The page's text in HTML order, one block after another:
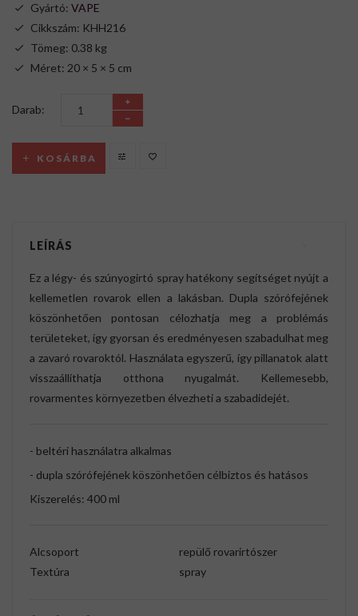
Gyártó: VAPE
Cikkszám: KHH216
Tömeg: 0.38 kg
Méret: 20 × 5 × 5 cm
Darab:
KOSÁRBA
LEÍRÁS
Ez a légy- és szúnyogirtó spray hatékony segítséget nyújt a
kellemetlen rovarok ellen a lakásban. Dupla szórófejének
köszönhetően pontosan célozhatja meg a problémás
területeket, így gyorsan és eredményesen szabadulhat meg
a zavaró rovaroktól. Használata egyszerű, így pillanatok alatt
visszaállíthatja otthona nyugalmát. Kellemesebb,
rovarmentes környezetben élvezheti a szabadidejét.
- beltéri használatra alkalmas
- dupla szórófejének köszönhetően célbiztos és hatásos
Kiszerelés: 400 ml
Alcsoport
repülő rovarirtószer
Textúra
spray